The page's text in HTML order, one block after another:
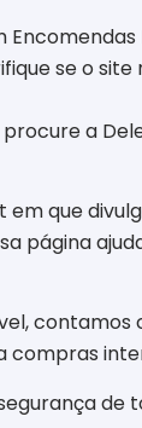
se o site
a
que
página
de